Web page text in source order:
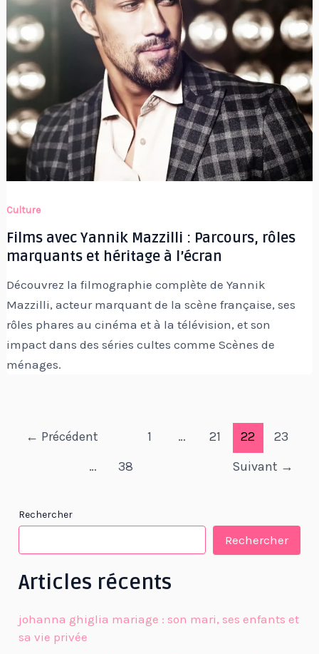
Culture
Films avec Yannik Mazzilli : Parcours, rôles
marquants et héritage à l’écran
Découvrez la filmographie complète de Yannik
Mazzilli, acteur marquant de la scène française, ses
rôles phares au cinéma et à la télévision, et son
impact dans des séries cultes comme Scènes de
ménages.
Pagination
← Précédent 1 … 21 22
23
…
38 Suivant →
Rechercher
Rechercher
Articles récents
johanna ghiglia mariage : son mari, ses enfants et
sa vie privée